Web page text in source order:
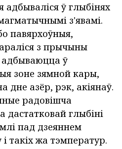
адбываліся ў глыбінях
з'явамі.
павярхоўныя,
з прычыны
адбываюцца ў
зоне зямной кары,
дне азёр, рэк, акіянаў.
радовішча
дастатковай глыбіні
пад дзеяннем
і такіх жа тэмператур.